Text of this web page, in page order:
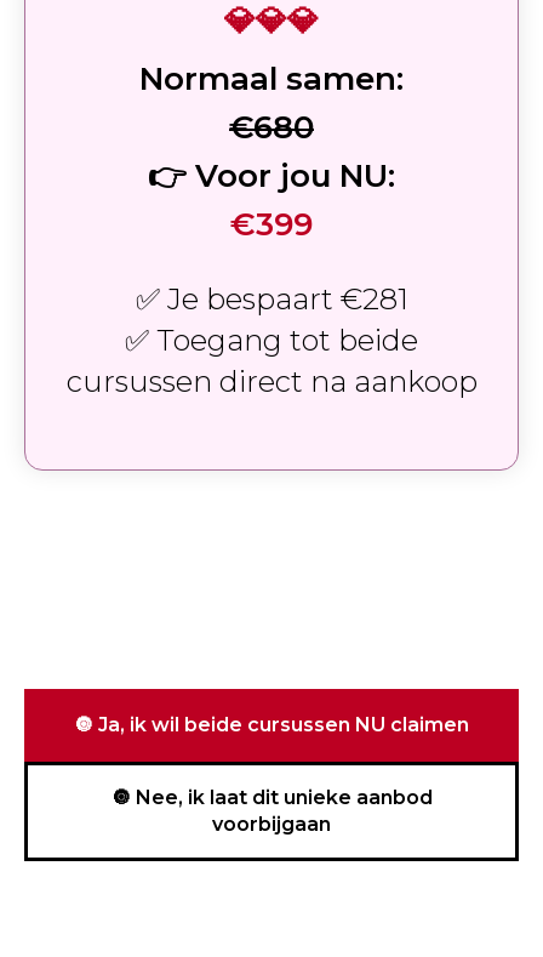
💎💎💎
Normaal samen:
€680
👉 Voor jou NU:
€399
✅ Je bespaart €281
✅ Toegang tot beide
cursussen direct na aankoop
🔘 Ja, ik wil beide cursussen NU claimen
🔘 Nee, ik laat dit unieke aanbod
voorbijgaan